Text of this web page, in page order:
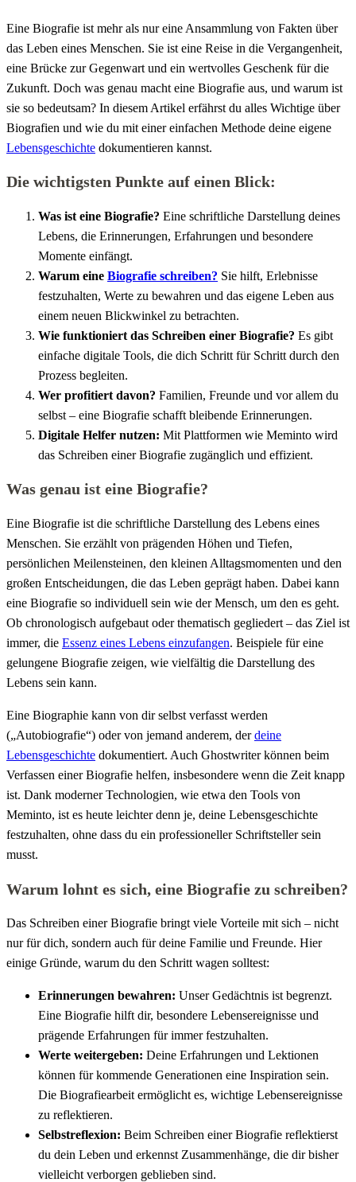
Eine Biografie ist mehr als nur eine Ansammlung von Fakten über
das Leben eines Menschen. Sie ist eine Reise in die Vergangenheit,
eine Brücke zur Gegenwart und ein wertvolles Geschenk für die
Zukunft. Doch was genau macht eine Biografie aus, und warum ist
sie so bedeutsam? In diesem Artikel erfährst du alles Wichtige über
Biografien und wie du mit einer einfachen Methode deine eigene
Lebensgeschichte dokumentieren kannst.
Die wichtigsten Punkte auf einen Blick:
Was ist eine Biografie? Eine schriftliche Darstellung deines
Lebens, die Erinnerungen, Erfahrungen und besondere
Momente einfängt.
Warum eine Biografie schreiben? Sie hilft, Erlebnisse
festzuhalten, Werte zu bewahren und das eigene Leben aus
einem neuen Blickwinkel zu betrachten.
Wie funktioniert das Schreiben einer Biografie? Es gibt
einfache digitale Tools, die dich Schritt für Schritt durch den
Prozess begleiten.
Wer profitiert davon? Familien, Freunde und vor allem du
selbst – eine Biografie schafft bleibende Erinnerungen.
Digitale Helfer nutzen: Mit Plattformen wie Meminto wird
das Schreiben einer Biografie zugänglich und effizient.
Was genau ist eine Biografie?
Eine Biografie ist die schriftliche Darstellung des Lebens eines
Menschen. Sie erzählt von prägenden Höhen und Tiefen,
persönlichen Meilensteinen, den kleinen Alltagsmomenten und den
großen Entscheidungen, die das Leben geprägt haben. Dabei kann
eine Biografie so individuell sein wie der Mensch, um den es geht.
Ob chronologisch aufgebaut oder thematisch gegliedert – das Ziel ist
immer, die Essenz eines Lebens einzufangen. Beispiele für eine
gelungene Biografie zeigen, wie vielfältig die Darstellung des
Lebens sein kann.
Eine Biographie kann von dir selbst verfasst werden
(„Autobiografie“) oder von jemand anderem, derdeine
Lebensgeschichte dokumentiert. Auch Ghostwriter können beim
Verfassen einer Biografie helfen, insbesondere wenn die Zeit knapp
ist. Dank moderner Technologien, wie etwa den Tools von
Meminto, ist es heute leichter denn je, deine Lebensgeschichte
festzuhalten, ohne dass du ein professioneller Schriftsteller sein
musst.
Warum lohnt es sich, eine Biografie zu schreiben?
Das Schreiben einer Biografie bringt viele Vorteile mit sich – nicht
nur für dich, sondern auch für deine Familie und Freunde. Hier
einige Gründe, warum du den Schritt wagen solltest:
Erinnerungen bewahren: Unser Gedächtnis ist begrenzt.
Eine Biografie hilft dir, besondere Lebensereignisse und
prägende Erfahrungen für immer festzuhalten.
Werte weitergeben: Deine Erfahrungen und Lektionen
können für kommende Generationen eine Inspiration sein.
Die Biografiearbeit ermöglicht es, wichtige Lebensereignisse
zu reflektieren.
Selbstreflexion: Beim Schreiben einer Biografie reflektierst
du dein Leben und erkennst Zusammenhänge, die dir bisher
vielleicht verborgen geblieben sind.